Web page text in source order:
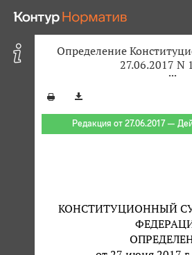
Определение
27.06.2017 N
Редакция от 27.06.2017 —
КОНСТИТУЦИОННЫЙ